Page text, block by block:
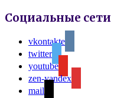
Социальные сети
vkontakte
twitter
youtube
zen-yandex
mail